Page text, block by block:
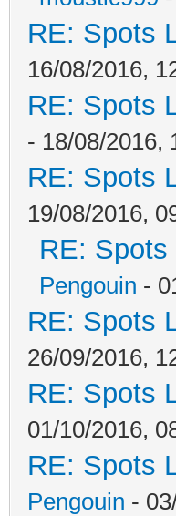
RE: Spots
16/08/2016,
RE: Spots
- 18/08/2016,
RE: Spots
19/08/2016,
RE:
Pengouin -
RE: Spots
26/09/2016,
RE: Spots
01/10/2016,
RE: Spots
Pengouin -